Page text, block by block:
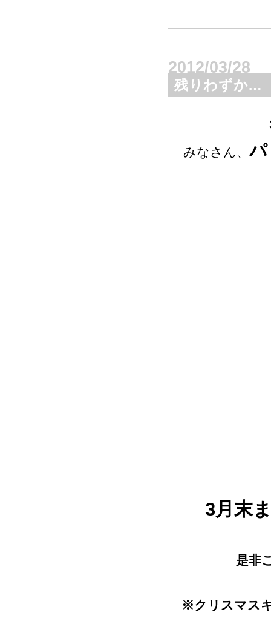
2012/03/28
残りわずか…
みなさん、パ
3月末
是非
※クリスマス